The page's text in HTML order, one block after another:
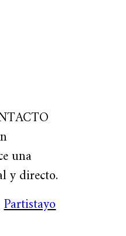
una
y directo.
Partistayo